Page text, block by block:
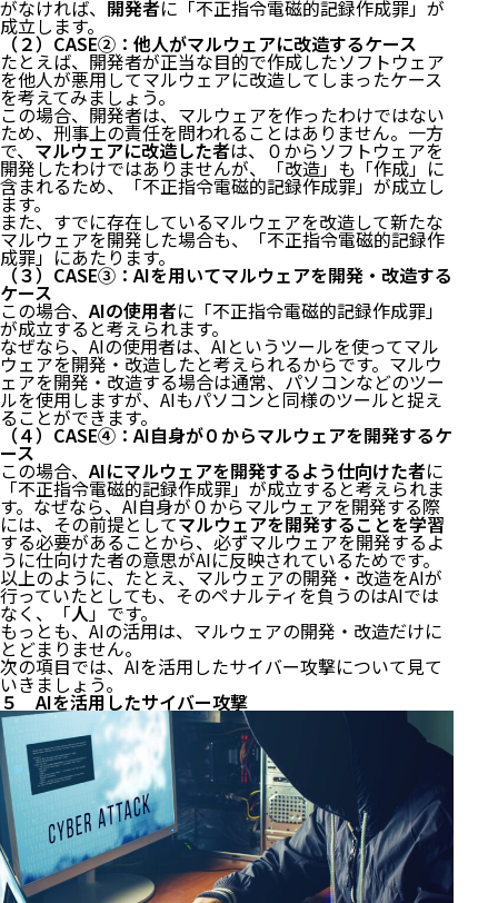
がなければ、 開発者に「不正指令電磁的記録作成罪」が
成立します。
（２）CASE②：他人がマルウェアに改造するケース
たとえば、開発者が正当な目的で作成したソフトウェア
を他人が悪用してマルウェアに改造してしまったケース
を考えてみましょう。
この場合、開発者は、マルウェアを作ったわけではない
ため、刑事上の責任を問われることはありません。一方
で、 マルウェアに改造した者は、０からソフトウェアを
開発したわけではありませんが、「改造」も「作成」に
含まれるため、「不正指令電磁的記録作成罪」が成立し
ます。
また、すでに存在しているマルウェアを改造して新たな
マルウェアを開発した場合も、「不正指令電磁的記録作
成罪」にあたります。
（３）CASE③：AIを用いてマルウェアを開発・改造する
ケース
この場合、 AIの使用者に「不正指令電磁的記録作成罪」
が成立すると考えられます。
なぜなら、AIの使用者は、AIというツールを使ってマル
ウェアを開発・改造したと考えられるからです。マルウ
ェアを開発・改造する場合は通常、パソコンなどのツー
ルを使用しますが、AIもパソコンと同様のツールと捉え
ることができます。
（４）CASE④：AI自身が０からマルウェアを開発するケ
ース
この場合、 AIにマルウェアを開発するよう仕向けた者に
「不正指令電磁的記録作成罪」が成立すると考えられま
す。なぜなら、AI自身が０からマルウェアを開発する際
には、その前提としてマルウェアを開発することを学習
する必要があることから、必ずマルウェアを開発するよ
うに仕向けた者の意思がAIに反映されているためです。
以上のように、たとえ、マルウェアの開発・改造をAIが
行っていたとしても、そのペナルティを負うのはAIでは
なく、「人 」です。
もっとも、AIの活用は、マルウェアの開発・改造だけに
とどまりません。
次の項目では、AIを活用したサイバー攻撃について見て
いきましょう。
５ AIを活用したサイバー攻撃